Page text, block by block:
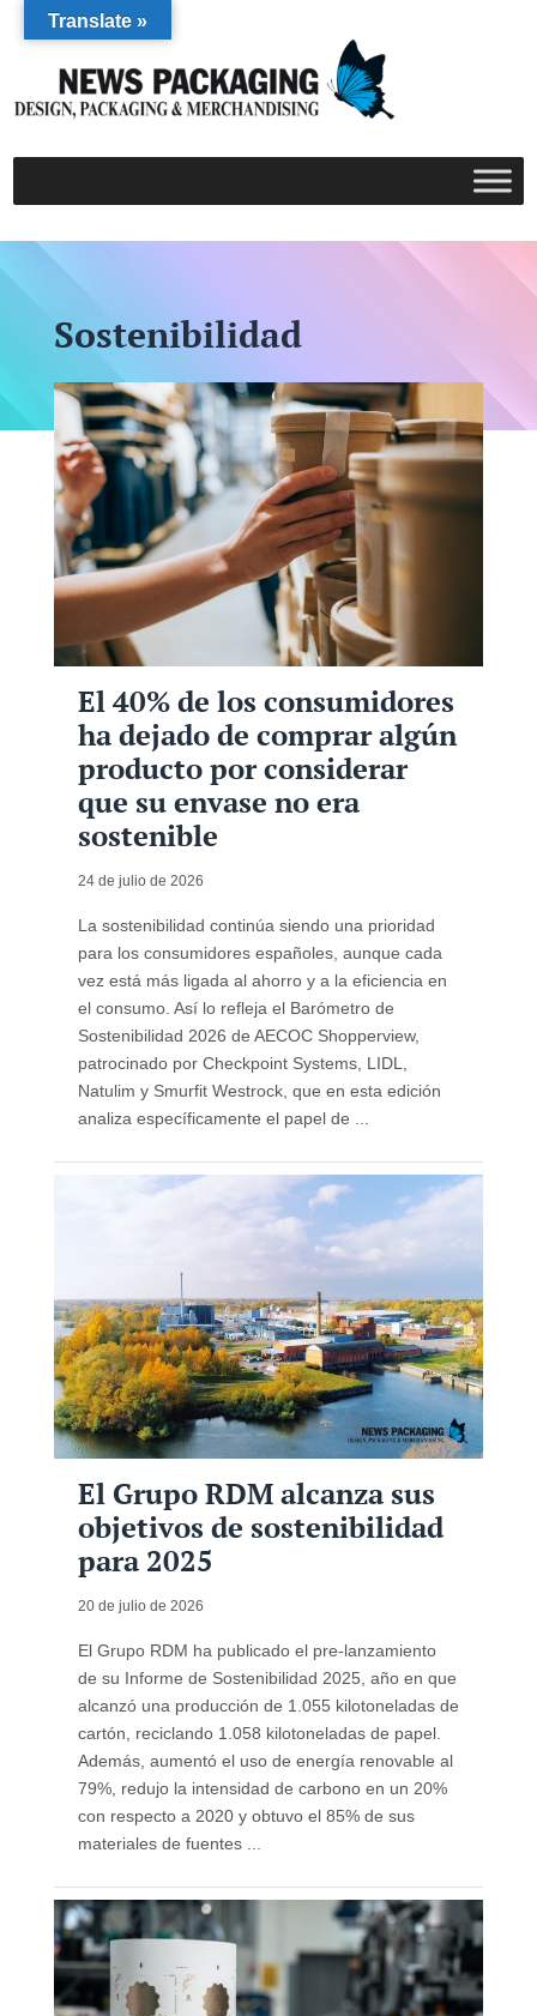
Sostenibilidad
El 40% de los consumidores
ha dejado de comprar algún
producto por considerar
que su envase no era
sostenible
24 de julio de 2026
La sostenibilidad continúa siendo una prioridad
para los consumidores españoles, aunque cada
vez está más ligada al ahorro y a la eficiencia en
el consumo. Así lo refleja el Barómetro de
Sostenibilidad 2026 de AECOC Shopperview,
patrocinado por Checkpoint Systems, LIDL,
Natulim y Smurfit Westrock, que en esta edición
analiza específicamente el papel de ...
El Grupo RDM alcanza sus
objetivos de sostenibilidad
para 2025
20 de julio de 2026
El Grupo RDM ha publicado el pre-lanzamiento
de su Informe de Sostenibilidad 2025, año en que
alcanzó una producción de 1.055 kilotoneladas de
cartón, reciclando 1.058 kilotoneladas de papel.
Además, aumentó el uso de energía renovable al
79%, redujo la intensidad de carbono en un 20%
con respecto a 2020 y obtuvo el 85% de sus
materiales de fuentes ...
Translate »